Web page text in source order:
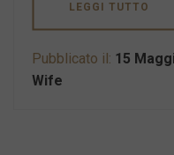
LEGGI TUTTO
Pubblicato il: 15
Wife